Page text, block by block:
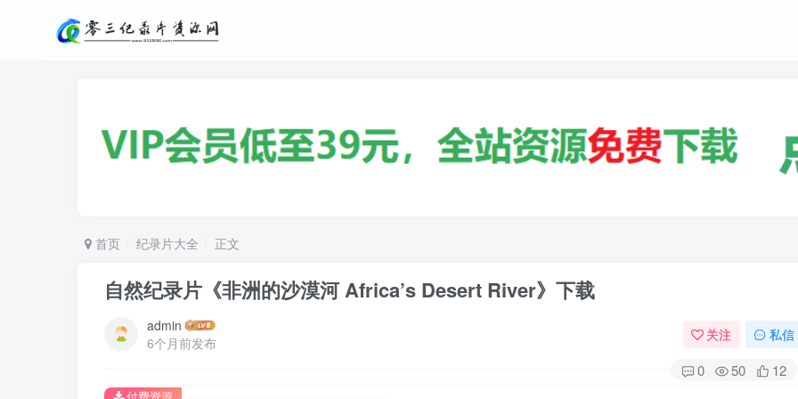
首页 纪录片大全 正文
自然纪录片《非洲的沙漠河 Africa’s Desert River》下载
admin
6个月前发布
关注 私信
0 50 12